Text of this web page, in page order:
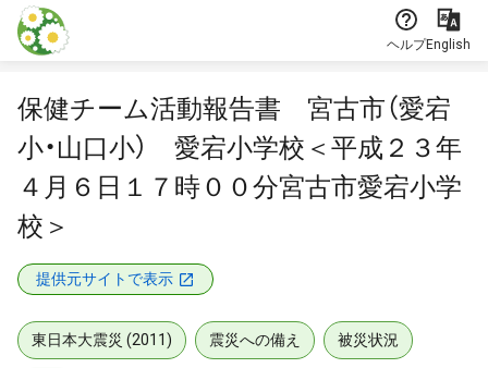
本文に飛ぶ
ヘルプEnglish
保健チーム活動報告書 宮古市（愛宕
小・山口小） 愛宕小学校＜平成２３年
４月６日１７時００分宮古市愛宕小学
校＞
提供元サイトで表示
東日本大震災 (2011) 震災への備え 被災状況